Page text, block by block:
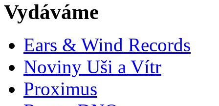
Vydáváme
Ears & Wind Records
Noviny Uši a Vítr
Proximus